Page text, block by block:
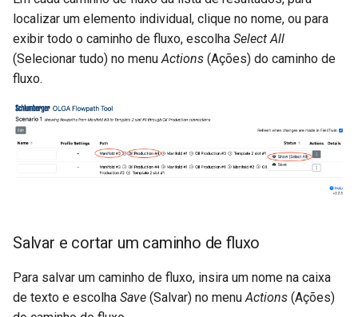
localizar um elemento individual, clique no nome, ou para
exibir todo o caminho de fluxo, escolha Select All
(Selecionar tudo) no menuActions (Ações) do caminho de
fluxo.
Salvar e cortar um caminho de fluxo
Para salvar um caminho de fluxo, insira um nome na caixa
de texto e escolha Save (Salvar) no menu Actions (Ações)